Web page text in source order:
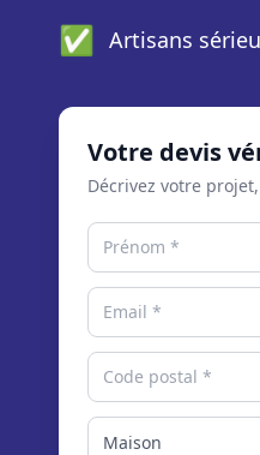
✅ Artisans
Votre devis
Décrivez votre